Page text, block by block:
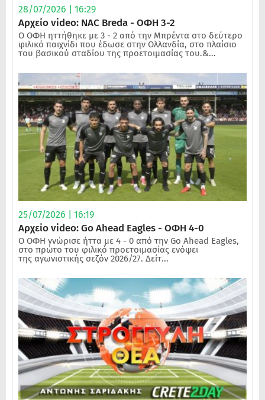
28/07/2026 | 16:29
Αρχείο video: NAC Breda - ΟΦΗ 3-2
Ο ΟΦΗ ηττήθηκε με 3 - 2 από την Μπρέντα στο δεύτερο
φιλικό παιχνίδι που έδωσε στην Ολλανδία, στο πλαίσιο
του βασικού σταδίου της προετοιμασίας του.&...
25/07/2026 | 16:19
Αρχείο video: Go Ahead Eagles - ΟΦΗ 4-0
Ο ΟΦΗ γνώρισε ήττα με 4 - 0 από την Go Ahead Eagles,
στο πρώτο του φιλικό προετοιμασίας ενόψει
της αγωνιστικής σεζόν 2026/27. Δείτ...